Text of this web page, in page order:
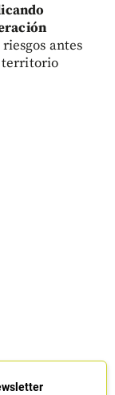
antes
territorio